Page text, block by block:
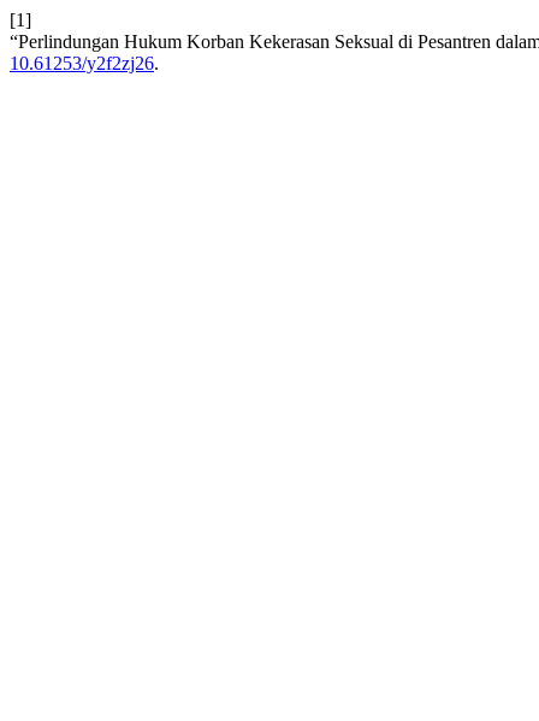
[1]
“Perlindungan Hukum Korban Kekerasan Seksual di Pesantren
10.61253/y2f2zj26.